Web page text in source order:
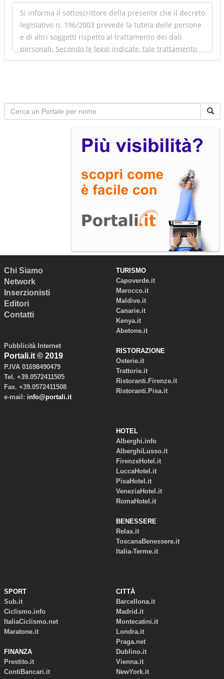
Chi Siamo
Network
Inserzionisti
Editori
Contatti
Pubblicità Internet
Portali.it © 2019
P.IVA 01698490479
Tel. +39.0572411505
Fax. +39.0572411508
e-mail: info@portali.it
TURISMO
Capoverde.it
Marocco.it
Maldive.it
Canarie.it
Kenya.it
Abetone.it
RISTORAZIONE
Osterie.it
Trattorie.it
Ristoranti.Firenze.it
Ristoranti.Pisa.it
HOTEL
Alberghi.info
AlberghiLusso.it
FirenzeHotel.it
LuccaHotel.it
PisaHotel.it
VeneziaHotel.it
RomaHotel.it
BENESSERE
Relax.it
ToscanaBenessere.it
Italia-Terme.it
SPORT
Sub.it
Ciclismo.info
ItaliaCiclismo.net
Maratone.it
FINANZA
Prestito.it
ContiBancari.it
CITTÀ
Barcellona.it
Madrid.it
Montecatini.it
Londra.it
Praga.net
Dublino.it
Vienna.it
NewYork.it